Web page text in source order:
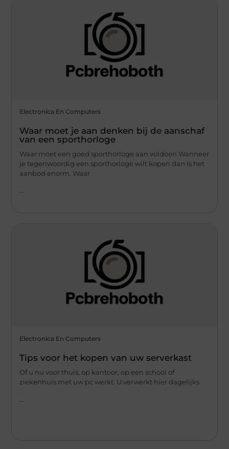
Electronica En Computers
Waar moet je aan denken bij de aanschaf
van een sporthorloge
Waar moet een goed sporthorloge aan voldoen Wanneer
je tegenwoordig een sporthorloge wilt kopen dan is het
aanbod enorm. Waar
...
Electronica En Computers
Tips voor het kopen van uw serverkast
Of u nu voor thuis, op kantoor, op een school of
ziekenhuis met uw pc werkt. U verwerkt hier dagelijks